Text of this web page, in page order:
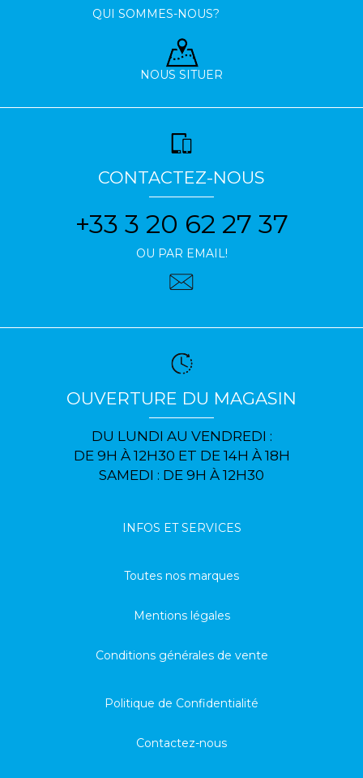
QUI SOMMES-NOUS?
NOUS SITUER
CONTACTEZ-NOUS
+33 3 20 62 27 37
OU PAR EMAIL!
OUVERTURE DU MAGASIN
DU LUNDI AU VENDREDI :
DE 9H À 12H30 ET DE 14H À 18H
SAMEDI : DE 9H À 12H30
INFOS ET SERVICES
Toutes nos marques
Mentions légales
Conditions générales de vente
Politique de Confidentialité
Contactez-nous